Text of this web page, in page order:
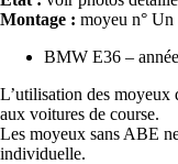
Montage : moyeu n° Un
BMW E36 –
L’utilisation des moyeux
aux voitures de course.
Les moyeux sans ABE
individuelle.